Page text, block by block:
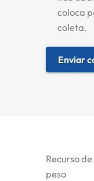
coloca
coleta.
Enviar
Recurso
peso